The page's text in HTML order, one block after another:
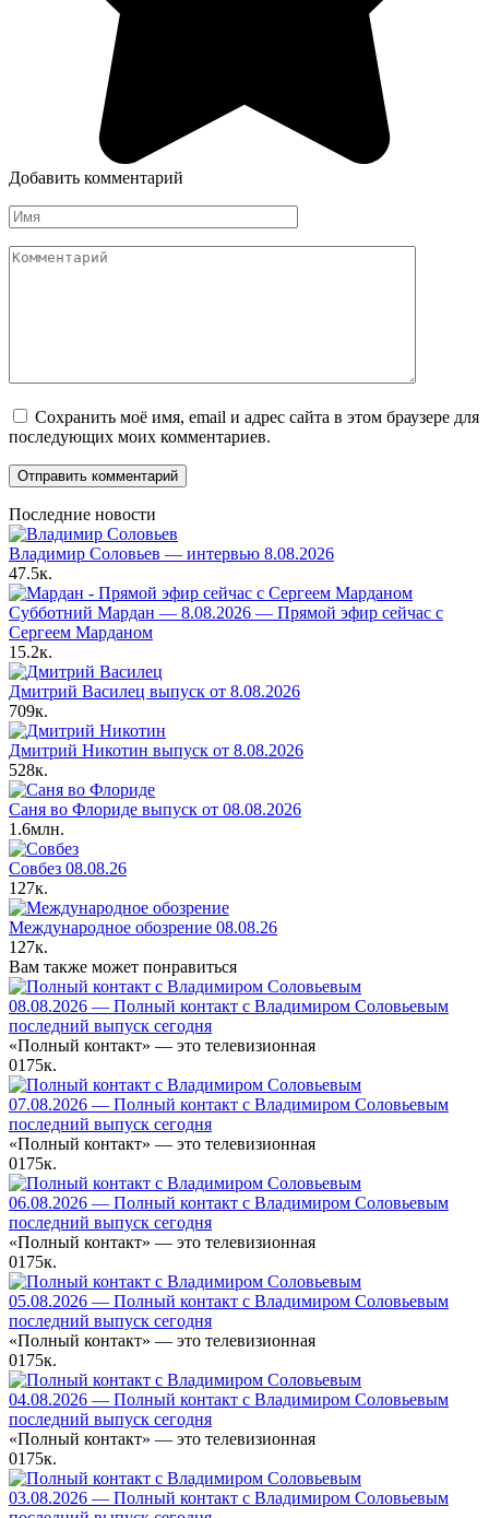
Добавить комментарий
Имя
Комментарий
Сохранить моё имя, email и адрес сайта в этом браузере для
последующих моих комментариев.
Последние новости
Владимир Соловьев — интервью 8.08.2026
47.5к.
Субботний Мардан — 8.08.2026 — Прямой эфир сейчас с
Сергеем Марданом
15.2к.
Дмитрий Василец выпуск от 8.08.2026
709к.
Дмитрий Никотин выпуск от 8.08.2026
528к.
Саня во Флориде выпуск от 08.08.2026
1.6млн.
Совбез 08.08.26
127к.
Международное обозрение 08.08.26
127к.
Вам также может понравиться
08.08.2026 — Полный контакт с Владимиром Соловьевым
последний выпуск сегодня
«Полный контакт» — это телевизионная
0175к.
07.08.2026 — Полный контакт с Владимиром Соловьевым
последний выпуск сегодня
«Полный контакт» — это телевизионная
0175к.
06.08.2026 — Полный контакт с Владимиром Соловьевым
последний выпуск сегодня
«Полный контакт» — это телевизионная
0175к.
05.08.2026 — Полный контакт с Владимиром Соловьевым
последний выпуск сегодня
«Полный контакт» — это телевизионная
0175к.
04.08.2026 — Полный контакт с Владимиром Соловьевым
последний выпуск сегодня
«Полный контакт» — это телевизионная
0175к.
03.08.2026 — Полный контакт с Владимиром Соловьевым